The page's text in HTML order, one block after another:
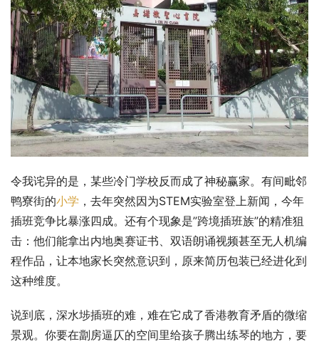
令我诧异的是，某些冷门学校反而成了神秘赢家。有间毗邻
鸭寮街的小学 ，去年突然因为STEM实验室登上新闻，今年
插班竞争比暴涨四成。还有个现象是”跨境插班族”的精准狙
击：他们能拿出内地奥赛证书、双语朗诵视频甚至无人机编
程作品，让本地家长突然意识到，原来简历包装已经进化到
这种维度。
说到底，深水埗插班的难，难在它成了香港教育矛盾的微缩
景观。你要在劏房逼仄的空间里给孩子腾出练琴的地方，要